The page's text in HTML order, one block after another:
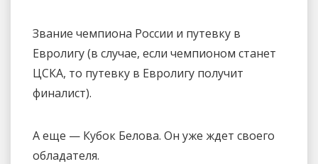
Звание чемпиона России и путевку в
Евролигу (в случае, если чемпионом станет
ЦСКА, то путевку в Евролигу получит
финалист).
А еще — Кубок Белова. Он уже ждет своего
обладателя.